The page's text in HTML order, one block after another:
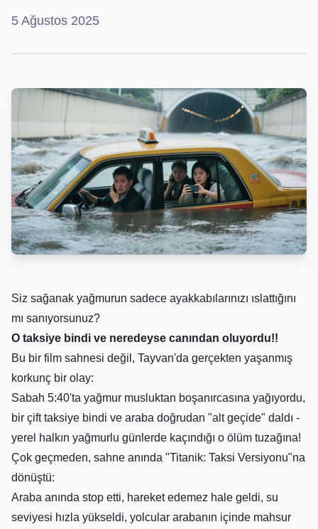
5 Ağustos 2025
Siz sağanak yağmurun sadece ayakkabılarınızı ıslattığını
mı sanıyorsunuz?
O taksiye bindi ve neredeyse canından oluyordu!!
Bu bir film sahnesi değil, Tayvan'da gerçekten yaşanmış
korkunç bir olay:
Sabah 5:40'ta yağmur musluktan boşanırcasına yağıyordu,
bir çift taksiye bindi ve araba doğrudan "alt geçide" daldı -
yerel halkın yağmurlu günlerde kaçındığı o ölüm tuzağına!
Çok geçmeden, sahne anında "Titanik: Taksi Versiyonu"na
dönüştü:
Araba anında stop etti, hareket edemez hale geldi, su
seviyesi hızla yükseldi, yolcular arabanın içinde mahsur